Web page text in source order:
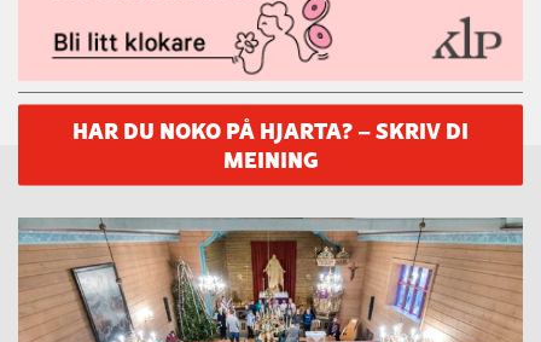
HAR DU NOKO PÅ HJARTA? – SKRIV DI
MEINING